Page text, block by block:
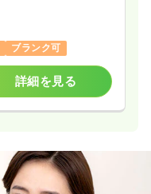
ブランク可
詳細を見る